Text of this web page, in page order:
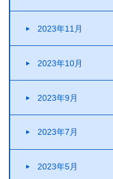
2023年11月
2023年10月
2023年9月
2023年7月
2023年5月